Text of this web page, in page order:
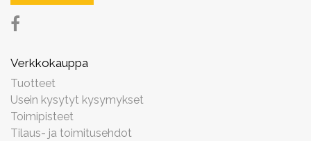
Verkkokauppa
Tuotteet
Usein kysytyt kysymykset
Toimipisteet
Tilaus- ja toimitusehdot